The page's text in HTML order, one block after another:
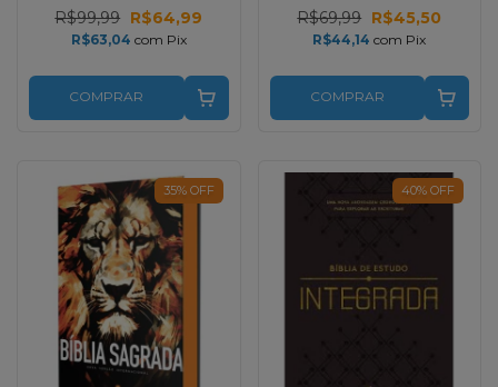
R$99,99 R$64,99
R$63,04 com Pix
COMPRAR
R$69,99 R$45,50
R$44,14com Pix
COMPRAR
35% OFF 40% OFF